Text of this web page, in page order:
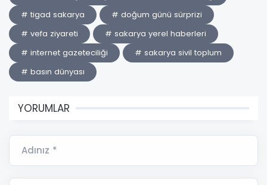
# tigad sakarya
# doğum günü sürprizi
# vefa ziyareti
# sakarya yerel haberleri
# internet gazeteciliği
# sakarya sivil toplum
# basın dünyası
YORUMLAR
Adınız *